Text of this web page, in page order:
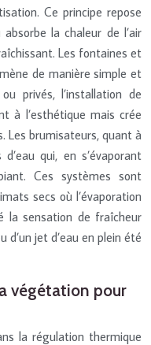
Ce principe repose
la chaleur de l’air
Les fontaines et
de manière simple et
privés, l’installation de
à l’esthétique mais crée
Les brumisateurs, quant à
qui, en s’évaporant
Ces systèmes sont
secs où l’évaporation
la sensation de fraîcheur
d’un jet d’eau en plein été
végétation pour
la régulation thermique